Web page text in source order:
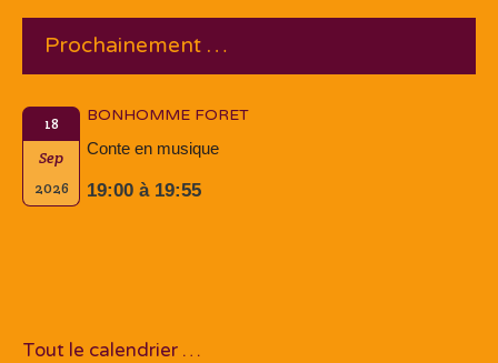
Prochainement …
18
Sep
2026
BONHOMME FORET
Conte en musique
19:00 à 19:55
Tout le calendrier …